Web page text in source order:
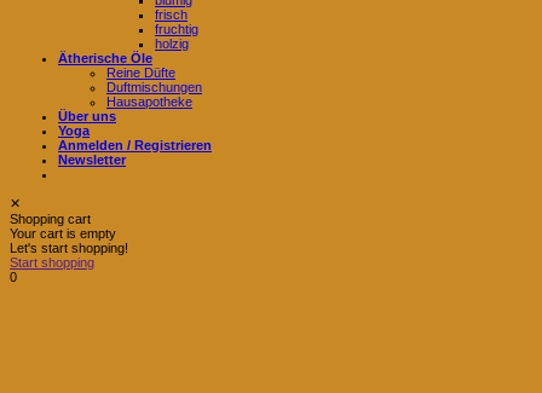
frisch
fruchtig
holzig
Ätherische Öle
Reine Düfte
Duftmischungen
Hausapotheke
Über uns
Yoga
Anmelden / Registrieren
Newsletter
✕
Shopping cart
Your cart is empty
Let's start shopping!
Start shopping
0